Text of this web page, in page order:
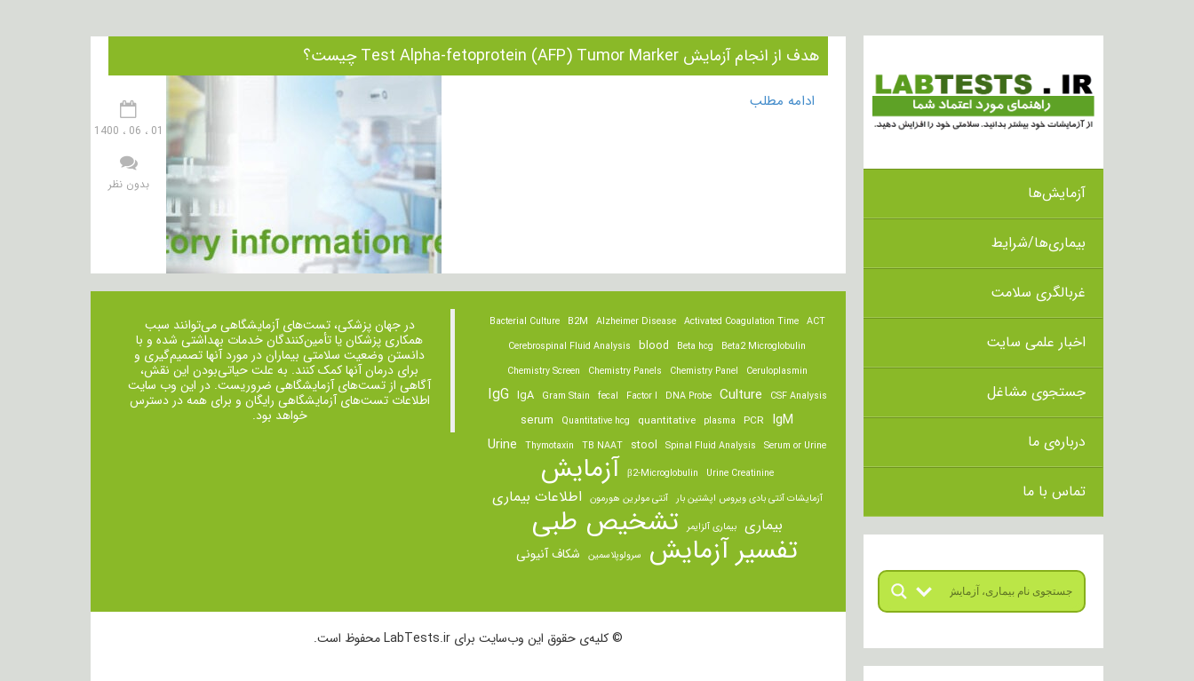
آزمایش‌ها
بیماری‌ها/شرایط
غربالگری سلامت
اخبار علمی سایت
جستجوی مشاغل
درباره‌ی ما
تماس با ما
هدف از انجام آزمایش Test Alpha-fetoprotein (AFP) Tumor Marker چیست؟
01 ، 06 ، 1400
بدون نظر
ادامه مطلب
ACT
Activated Coagulation Time
Alzheimer Disease
B2M
Bacterial Culture
Beta2 Microglobulin
Beta hcg
blood
Cerebrospinal Fluid Analysis
Ceruloplasmin
Chemistry Panel
Chemistry Panels
Chemistry Screen
CSF Analysis
Culture
DNA Probe
Factor I
fecal
Gram Stain
IgA
IgG
IgM
PCR
plasma
quantitative
Quantitative hcg
serum
Serum or Urine
Spinal Fluid Analysis
stool
TB NAAT
Thymotaxin
Urine
Urine Creatinine
β2-Microglobulin آزمایش
آزمایشات آنتی بادی ویروس اپشتین بار آنتی مولرین هورمون اطلاعات بیماری
بیماری بیماری آلزایمر تشخیص طبی
تفسیر آزمایش سرولوپلاسمین شکاف آنیونی
در جهان پزشکی، تست‌های آزمایشگاهی می‌توانند سبب
همکاری پزشکان یا تأمین‌کنندگان خدمات بهداشتی شده و با
دانستن وضعیت سلامتی بیماران در مورد آنها تصمیم‌گیری و
برای درمان ‌آنها کمک کنند. به علت حیاتی‌بودن این نقش،
آگاهی از تست‌های آزمایشگاهی ضروریست. در این وب سایت
اطلاعات تست‌های آزمایشگاهی رایگان و برای همه در دسترس
خواهد بود.
© کلیه‌ی حقوق این وب‌سایت برای LabTests.ir محفوظ است.